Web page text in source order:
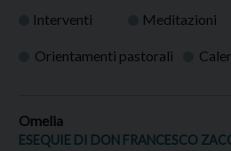
Interventi Meditazioni
Orientamenti pastorali
Omelia
ESEQUIE DI DON FRANCESCO